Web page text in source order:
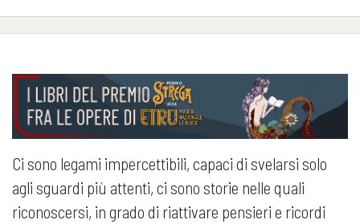
Ci sono legami impercettibili, capaci di svelarsi solo
agli sguardi più attenti, ci sono storie nelle quali
riconoscersi, in grado di riattivare pensieri e ricordi